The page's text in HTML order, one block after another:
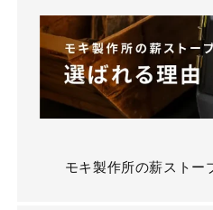
モキ製作所の薪ストー